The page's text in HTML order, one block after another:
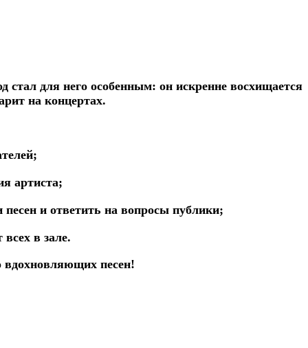
стал для него особенным: он искренне восхищается
на концертах.
артиста;
и ответить на вопросы публики;
в зале.
вдохновляющих песен!